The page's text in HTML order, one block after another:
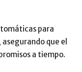
para
que el
a tiempo.